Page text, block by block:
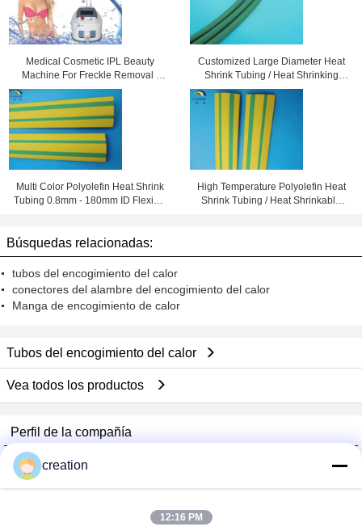
Medical Cosmetic IPL Beauty
Machine For Freckle Removal /
Shrink Pores
Customized Large Diameter Heat
Shrink Tubing / Heat Shrinking
Tube High Performance
Multi Color Polyolefin Heat Shrink
Tubing 0.8mm - 180mm ID Flexible
High Temperature Polyolefin Heat
Shrink Tubing / Heat Shrinkable
Búsquedas relacionadas:
tubos del encogimiento del calor
conectores del alambre del encogimiento del calor
Manga de encogimiento de calor
Tubos del encogimiento del calor
Vea todos los productos
Perfil de la compañía
Foshan GECL Technology Development Co., Ltd
proveedores calificados
Verified Suplier
creation
12:16 PM